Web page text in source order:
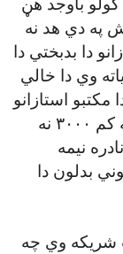
مقرر کولو باوجد هڼ
په دي هد نه
دا بدبختي دا
وي دا خالي
دا مکتبو استازانو
ته دا څه اضافي امتيازونو نه هسے کم نه کم ۳۰۰۰ نه
نيمه
بدلون دا
شريکه وي چه